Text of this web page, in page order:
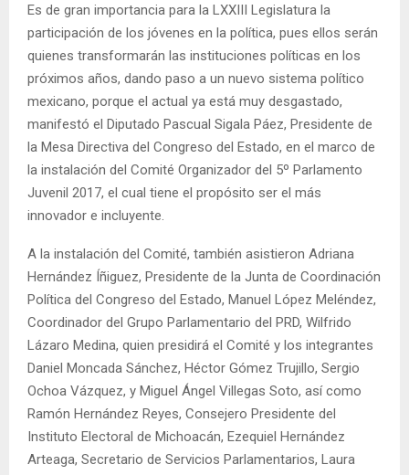
Es de gran importancia para la LXXIII Legislatura la
participación de los jóvenes en la política, pues ellos serán
quienes transformarán las instituciones políticas en los
próximos años, dando paso a un nuevo sistema político
mexicano, porque el actual ya está muy desgastado,
manifestó el Diputado Pascual Sigala Páez, Presidente de
la Mesa Directiva del Congreso del Estado, en el marco de
la instalación del Comité Organizador del 5º Parlamento
Juvenil 2017, el cual tiene el propósito ser el más
innovador e incluyente.
A la instalación del Comité, también asistieron Adriana
Hernández Íñiguez, Presidente de la Junta de Coordinación
Política del Congreso del Estado, Manuel López Meléndez,
Coordinador del Grupo Parlamentario del PRD, Wilfrido
Lázaro Medina, quien presidirá el Comité y los integrantes
Daniel Moncada Sánchez, Héctor Gómez Trujillo, Sergio
Ochoa Vázquez, y Miguel Ángel Villegas Soto, así como
Ramón Hernández Reyes, Consejero Presidente del
Instituto Electoral de Michoacán, Ezequiel Hernández
Arteaga, Secretario de Servicios Parlamentarios, Laura